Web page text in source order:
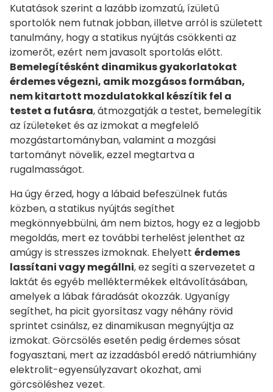
Kutatások szerint a lazább izomzatú, ízületű
sportolók nem futnak jobban, illetve arról is született
tanulmány, hogy a statikus nyújtás csökkenti az
izomerőt, ezért nem javasolt sportolás előtt.
Bemelegítésként dinamikus gyakorlatokat
érdemes végezni, amik mozgásos formában,
nem kitartott mozdulatokkal készítik fel a
testet a futásra, átmozgatják a testet, bemelegítik
az ízületeket és az izmokat a megfelelő
mozgástartományban, valamint a mozgási
tartományt növelik, ezzel megtartva a
rugalmasságot.
Ha úgy érzed, hogy a lábaid befeszülnek futás
közben, a statikus nyújtás segíthet
megkönnyebbülni, ám nem biztos, hogy ez a legjobb
megoldás, mert ez további terhelést jelenthet az
amúgy is stresszes izmoknak. Ehelyett érdemes
lassítani vagy megállni, ez segíti a szervezetet a
laktát és egyéb melléktermékek eltávolításában,
amelyek a lábak fáradását okozzák. Ugyanígy
segíthet, ha picit gyorsítasz vagy néhány rövid
sprintet csinálsz, ez dinamikusan megnyújtja az
izmokat. Görcsölés esetén pedig érdemes sósat
fogyasztani, mert az izzadásból eredő nátriumhiány
elektrolit-egyensúlyzavart okozhat, ami
görcsöléshez vezet.